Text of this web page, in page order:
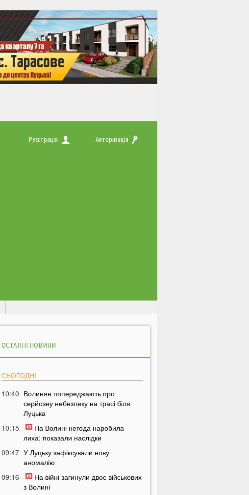
Реєстрація Авторизація
ОСТАННІ НОВИНИ
СЬОГОДНІ
10:40 Волинян попереджають про
серйозну небезпеку на трасі біля
Луцька
10:15
На Волині негода наробила
лиха: показали наслідки
09:47 У Луцьку зафіксували нову
аномалію
09:16
На війні загинули двоє військових
з Волині